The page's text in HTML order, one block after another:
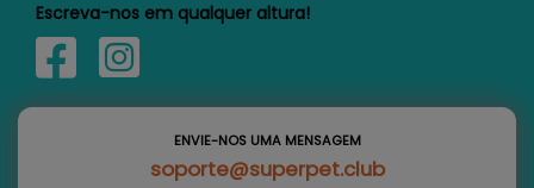
Escreva-nos em qualquer altura!
ENVIE-NOS UMA MENSAGEM
soporte@superpet.club